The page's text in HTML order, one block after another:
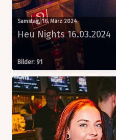
Samstag, 16. März 2024
Heu Nights 16.03.2024
Bilder: 91